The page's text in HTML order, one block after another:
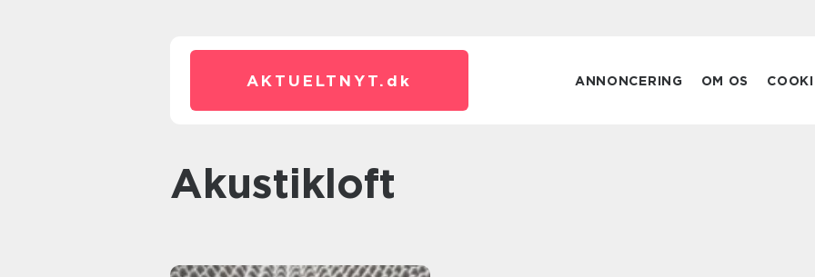
AKTUELTNYT. dk ANNONCERING OM OS
akustikloft